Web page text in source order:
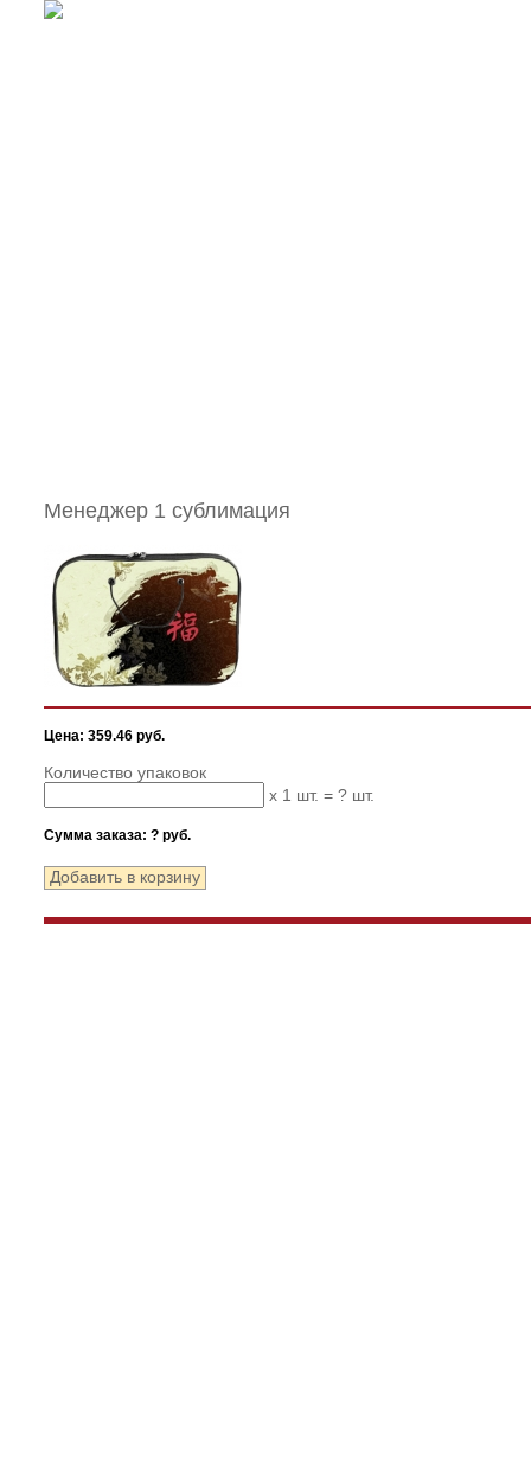
Менеджер 1 сублимация
Цена: 359.46 руб.
Количество упаковок
x 1 шт. = ? шт.
Сумма заказа: ? руб.